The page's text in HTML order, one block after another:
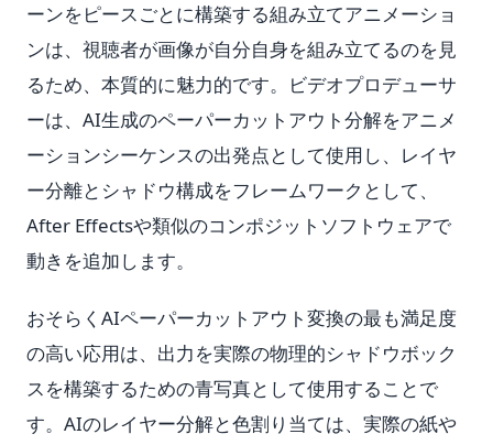
ーンをピースごとに構築する組み立てアニメーショ
ンは、視聴者が画像が自分自身を組み立てるのを見
るため、本質的に魅力的です。ビデオプロデューサ
ーは、AI生成のペーパーカットアウト分解をアニメ
ーションシーケンスの出発点として使用し、レイヤ
ー分離とシャドウ構成をフレームワークとして、
After Effectsや類似のコンポジットソフトウェアで
動きを追加します。
おそらくAIペーパーカットアウト変換の最も満足度
の高い応用は、出力を実際の物理的シャドウボック
スを構築するための青写真として使用することで
す。AIのレイヤー分解と色割り当ては、実際の紙や